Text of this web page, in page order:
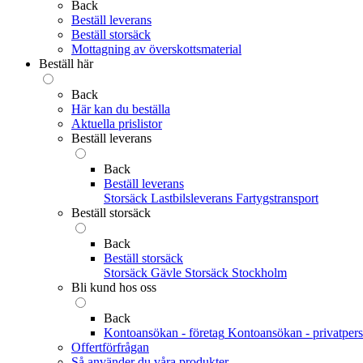
Back
Beställ leverans
Beställ storsäck
Mottagning av överskottsmaterial
Beställ här
Back
Här kan du beställa
Aktuella prislistor
Beställ leverans
Back
Beställ leverans
Storsäck Lastbilsleverans Fartygstransport
Beställ storsäck
Back
Beställ storsäck
Storsäck Gävle Storsäck Stockholm
Bli kund hos oss
Back
Kontoansökan - företag Kontoansökan -
Offertförfrågan